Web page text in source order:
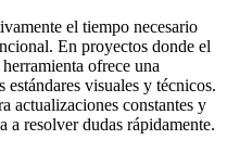
el tiempo necesario
En proyectos donde el
ofrece una
visuales y técnicos.
actualizaciones constantes y
a resolver dudas rápidamente.